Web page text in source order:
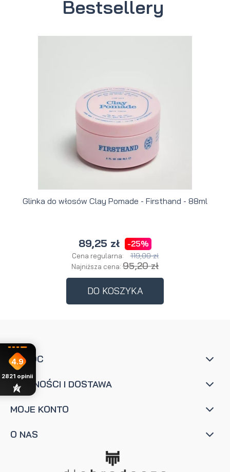
Bestsellery
Glinka do włosów Clay Pomade - Firsthand - 88ml
89,25 zł -25%
Cena regularna: 119,00 zł
Najniższa cena: 95,20 zł
DO KOSZYKA
POMOC
PŁATNOŚCI I DOSTAWA
MOJE KONTO
O NAS
4.9
2821 opinii